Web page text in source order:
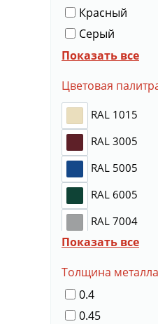
Красный
Серый
Синий
Показать все
Цветовая
RAL 1015
RAL 3005
RAL 5005
RAL 6005
RAL 7004
RAL 7024
RAL 8004
RAL 8017
Показать все
Толщина
0.4
0.45